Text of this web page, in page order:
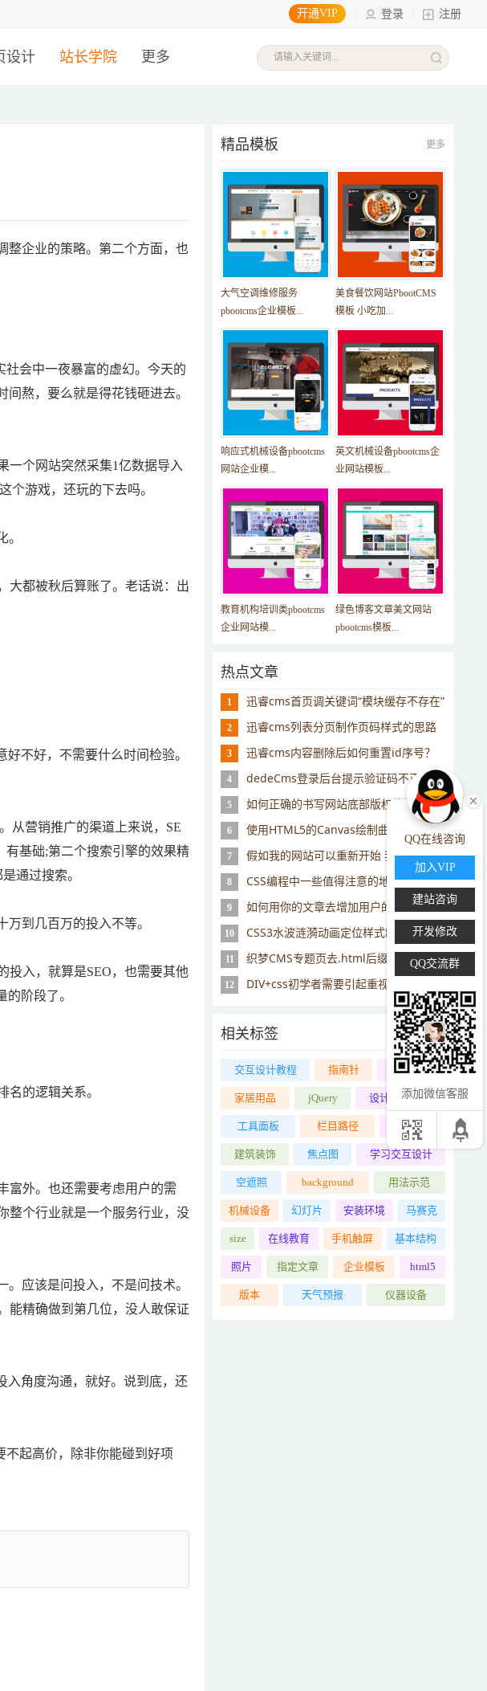
开通VIP 登录 注册
设计 站长学院 更多
企业的策略。第二个方面，也
会中一夜暴富的虚幻。今天的
熬，要么就是得花钱砸进去。
个网站突然采集1亿数据导入
个游戏，还玩的下去吗。
都被秋后算账了。老话说：出
不好，不需要什么时间检验。
从营销推广的渠道上来说，SE
基础;第二个搜索引擎的效果精
通过搜索。
到几百万的投入不等。
入，就算是SEO，也需要其他
阶段了。
的逻辑关系。
外。也还需要考虑用户的需
整个行业就是一个服务行业，没
应该是问投入，不是问技术。
能精确做到第几位，没人敢保证
角度沟通，就好。说到底，还
起高价，除非你能碰到好项
精品模板 更多
大气空调维修服务
pbootcms企业模板...
美食餐饮网站PbootCMS
模板 小吃加...
响应式机械设备pbootcms
网站企业模...
英文机械设备pbootcms企
业网站模板...
教育机构培训类pbootcms
企业网站模...
绿色博客文章美文网站
pbootcms模板...
热点文章
1 迅睿cms首页调关键词“模块缓存不存在”
2 迅睿cms列表分页制作页码样式的思路
3 迅睿cms内容删除后如何重置id序号？
4 dedeCms登录后台提示验证码不正确解决办法
5 如何正确的书写网站底部版权信息
6 使用HTML5的Canvas绘制曲线的简单方法
7 假如我的网站可以重新开始 我会做哪些事情
8 CSS编程中一些值得注意的地方小结
9 如何用你的文章去增加用户的体验
10 CSS3水波涟漪动画定位样式制作教程
11 织梦CMS专题页去.html后缀的方法
12 DIV+css初学者需要引起重视的10个问题
相关标签
交互设计教程 指南针 同级栏目
家居用品 jQuery 设计入门教程
工具面板 栏目路径 dedems
建筑装饰 焦点图 学习交互设计
空遮照 background 用法示范
机械设备 幻灯片 安装环境 马赛克
size 在线教育 手机触屏 基本结构
照片 指定文章 企业模板 html5
版本 天气预报 仪器设备
QQ在线咨询
加入VIP
建站咨询
开发修改
QQ交流群
添加微信客服